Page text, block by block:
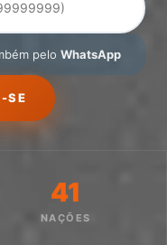
pelo WhatsApp
SE
41
NAÇÕES